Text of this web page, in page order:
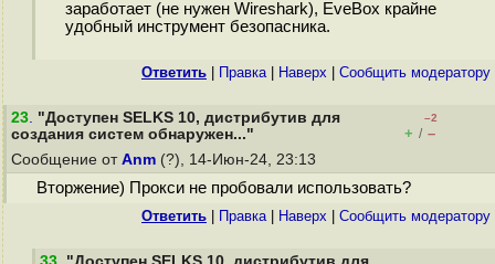
заработает (не нужен Wireshark), EveBox крайне
удобный инструмент безопасника.
Ответить Правка| Наверх Cообщить модератору
23. "Доступен SELKS 10, дистрибутив для
создания систем обнаружен..."
–2
+ / –
Сообщение от Anm (?), 14-Июн-24, 23:13
Вторжение) Прокси не пробовали использовать?
Ответить Правка| Наверх Cообщить модератору